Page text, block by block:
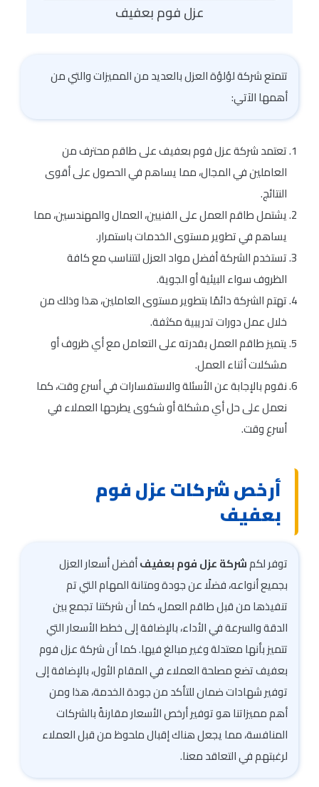
عزل فوم بعفيف
تتمتع شركة لؤلؤة العزل بالعديد من المميزات والتي من
أهمها الآتي:
تعتمد شركة عزل فوم بعفيف على طاقم محترف من
العاملين في المجال، مما يساهم في الحصول على أقوى
النتائج.
يشتمل طاقم العمل على الفنيين، العمال والمهندسين، مما
يساهم في تطوير مستوى الخدمات باستمرار.
تستخدم الشركة أفضل مواد العزل لتتناسب مع كافة
الظروف سواء البيئية أو الجوية.
تهتم الشركة دائمًا بتطوير مستوى العاملين، هذا وذلك من
خلال عمل دورات تدريبية مكثفة.
يتميز طاقم العمل بقدرته على التعامل مع أي ظروف أو
مشكلات أثناء العمل.
نقوم بالإجابة عن الأسئلة والاستفسارات في أسرع وقت، كما
نعمل على حل أي مشكلة أو شكوى يطرحها العملاء في
أسرع وقت.
أرخص شركات عزل فوم
بعفيف
توفر لكمشركة عزل فوم بعفيفأفضل أسعار العزل
بجميع أنواعه، فضلًا عن جودة ومتانة المهام التي تم
تنفيذها من قبل طاقم العمل، كما أن شركتنا تجمع بين
الدقة والسرعة في الأداء، بالإضافة إلى خطط الأسعار التي
تتميز بأنها معتدلة وغير مبالغ فيها. كما أن شركة عزل فوم
بعفيف تضع مصلحة العملاء في المقام الأول، بالإضافة إلى
توفير شهادات ضمان للتأكد من جودة الخدمة، هذا ومن
أهم مميزاتنا هو توفير أرخص الأسعار مقارنةً بالشركات
المنافسة، مما يجعل هناك إقبال ملحوظ من قبل العملاء
لرغبتهم في التعاقد معنا.